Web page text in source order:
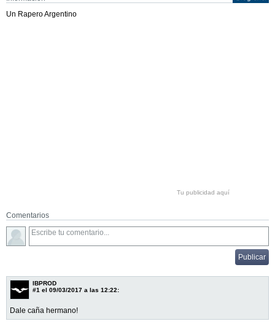
Un Rapero Argentino
Tu publicidad aquí
Comentarios
IBPROD
#1 el 09/03/2017 a las 12:22:
Dale caña hermano!